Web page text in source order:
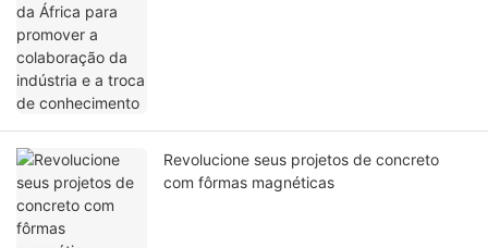
Revolucione seus projetos de concreto
com fôrmas magnéticas